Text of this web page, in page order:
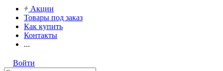
Акции
Товары под заказ
Как купить
Контакты
...
Войти